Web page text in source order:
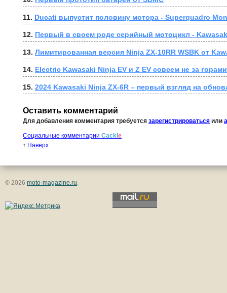
11. Ducati выпустит половину мотора - Superquadro
12. Первый в своем роде серийный мотоцикл -
13. Лимитированная версия Ninja ZX-10RR WSBK от
14. Electric Kawasaki Ninja EV и Z EV совсем не за горами
15. 2024 Kawasaki Ninja ZX-6R – первый взгляд на
Оставить комментарий
Для добавления комментария требуется зарегистрироваться или
Социальные комментарии Cackle
↑ Наверх
© 2026 moto-magazine.ru